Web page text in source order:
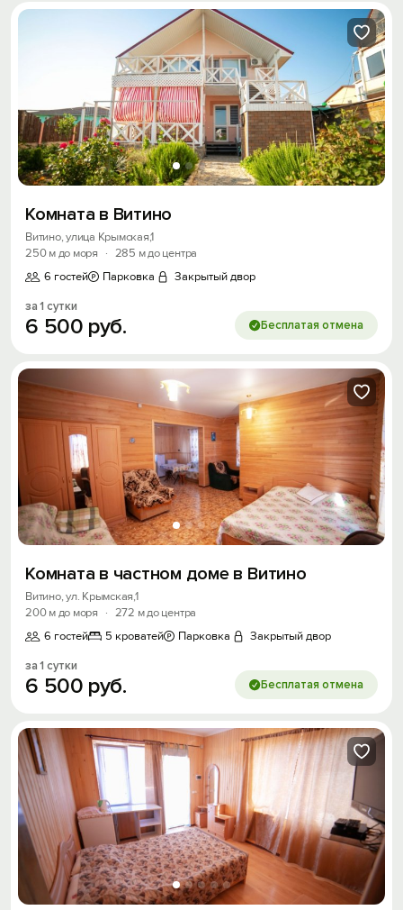
Комната в Витино
Витино, улица Крымская,1
250 м до моря
· 285 м до центра
6 гостей
Парковка Закрытый двор
за 1 сутки
6 500 руб. Бесплатая отмена
Комната в частном доме в Витино
Витино, ул. Крымская,1
200 м до моря
· 272 м до центра
6 гостей
5 кроватей Парковка Закрытый двор
за 1 сутки
6 500 руб. Бесплатая отмена